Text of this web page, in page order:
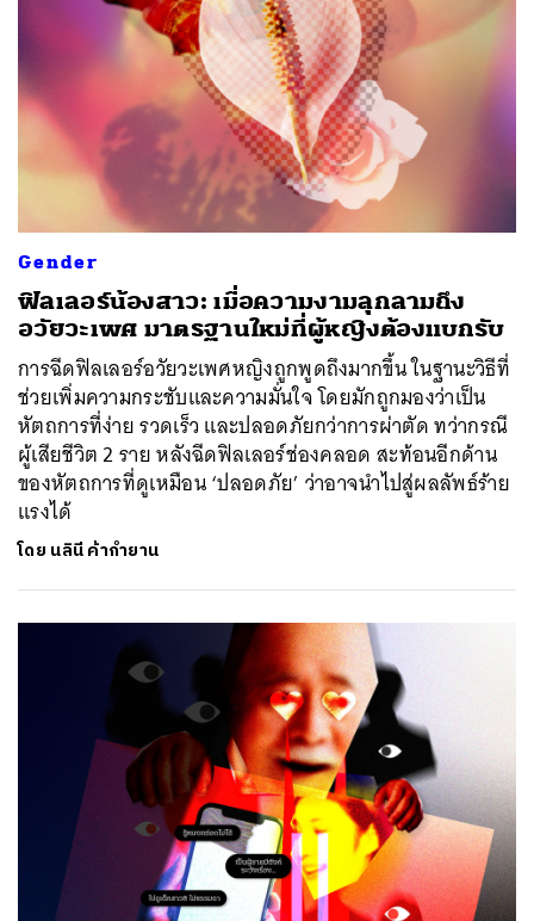
Gender
ฟิลเลอร์น้องสาว: เมื่อความงามลุกลามถึง
อวัยวะเพศ มาตรฐานใหม่ที่ผู้หญิงต้องแบกรับ
การฉีดฟิลเลอร์อวัยวะเพศหญิงถูกพูดถึงมากขึ้น ในฐานะวิธีที่
ช่วยเพิ่มความกระชับและความมั่นใจ โดยมักถูกมองว่าเป็น
หัตถการที่ง่าย รวดเร็ว และปลอดภัยกว่าการผ่าตัด ทว่ากรณี
ผู้เสียชีวิต 2 ราย หลังฉีดฟิลเลอร์ช่องคลอด สะท้อนอีกด้าน
ของหัตถการที่ดูเหมือน ‘ปลอดภัย’ ว่าอาจนำไปสู่ผลลัพธ์ร้าย
แรงได้
โดย นลินี ค้ากำยาน